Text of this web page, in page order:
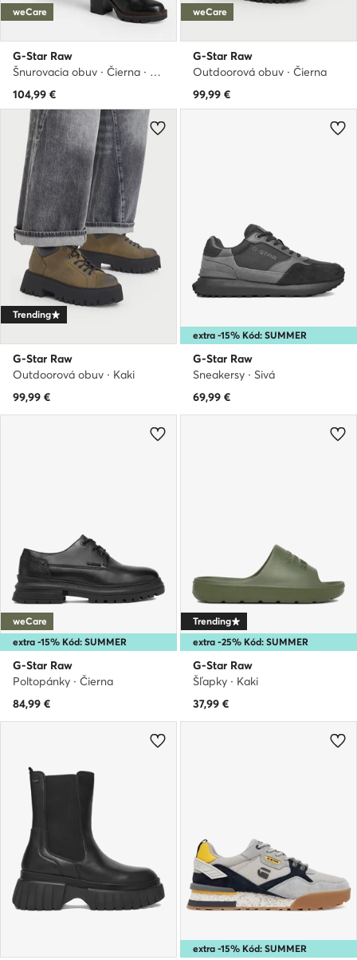
weCare
G-Star Raw
Šnurovacia obuv · Čierna · 9 cm
104,99 €
weCare
G-Star Raw
Outdoorová obuv · Čierna
99,99 €
Trending
G-Star Raw
Outdoorová obuv · Kaki
99,99 €
extra -15% Kód: SUMMER
G-Star Raw
Sneakersy · Sivá
69,99 €
extra -15% Kód: SUMMER
weCare
G-Star Raw
Poltopánky · Čierna
84,99 €
extra -25% Kód: SUMMER
Trending
G-Star Raw
Šľapky · Kaki
37,99 €
extra -15% Kód: SUMMER